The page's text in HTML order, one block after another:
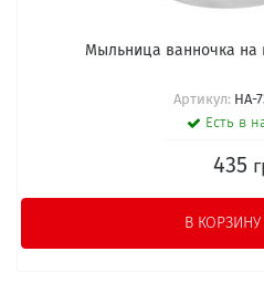
Мыльница ванночка на
Артикул: HA-
Есть в
435
В КОРЗИНУ